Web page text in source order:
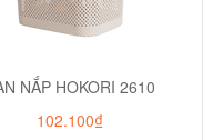
NẮP HOKORI 2610
102.100₫